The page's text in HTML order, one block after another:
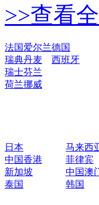
>>查看
法国爱尔兰德国
瑞典丹麦
西班牙
瑞士芬兰
荷兰挪威
日本
马来西
中国香港
菲律宾
新加坡
中国澳
泰国
韩国